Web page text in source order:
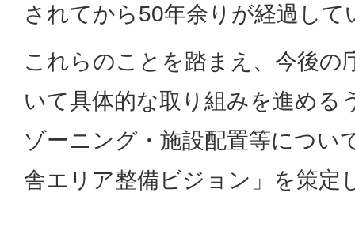
されてから50年余りが経過して
これらのことを踏まえ、今後の
いて具体的な取り組みを進める
ゾーニング・施設配置等につい
舎エリア整備ビジョン」を策定